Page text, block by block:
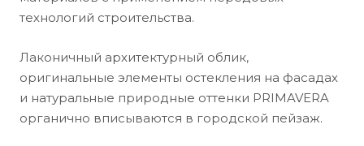
технологий строительства.
Лаконичный архитектурный облик,
оригинальные элементы остекления на фасадах
и натуральные природные оттенки PRIMAVERA
органично вписываются в городской пейзаж.